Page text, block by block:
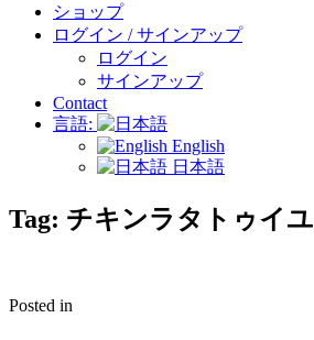
ショップ
ログイン / サインアップ
ログイン
サインアップ
Contact
言語:
English
日本語
Tag: チキンラタトゥイユ
Posted in